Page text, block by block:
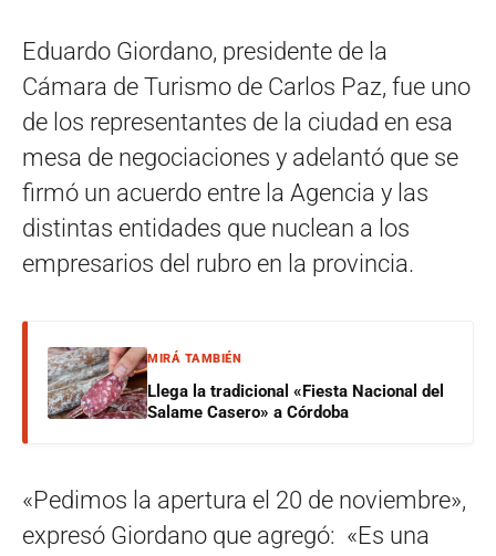
Eduardo Giordano, presidente de la
Cámara de Turismo de Carlos Paz, fue uno
de los representantes de la ciudad en esa
mesa de negociaciones y adelantó que se
firmó un acuerdo entre la Agencia y las
distintas entidades que nuclean a los
empresarios del rubro en la provincia.
MIRÁ TAMBIÉN
Llega la tradicional «Fiesta Nacional del
Salame Casero» a Córdoba
«Pedimos la apertura el 20 de noviembre»,
expresó Giordano que agregó: «Es una